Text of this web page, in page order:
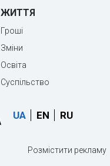
ЖИТТЯ
Гроші
Зміни
Освіта
Суспільство
UA EN RU
Розмістити рекламу